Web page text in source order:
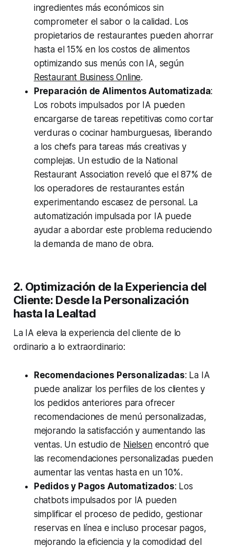
ingredientes más económicos sin
comprometer el sabor o la calidad. Los
propietarios de restaurantes pueden ahorrar
hasta el 15% en los costos de alimentos
optimizando sus menús con IA, según
Restaurant Business Online.
Preparación de Alimentos Automatizada:
Los robots impulsados por IA pueden
encargarse de tareas repetitivas como cortar
verduras o cocinar hamburguesas, liberando
a los chefs para tareas más creativas y
complejas. Un estudio de la National
Restaurant Association reveló que el 87% de
los operadores de restaurantes están
experimentando escasez de personal. La
automatización impulsada por IA puede
ayudar a abordar este problema reduciendo
la demanda de mano de obra.
2. Optimización de la Experiencia del
Cliente: Desde la Personalización
hasta la Lealtad
La IA eleva la experiencia del cliente de lo
ordinario a lo extraordinario:
Recomendaciones Personalizadas: La IA
puede analizar los perfiles de los clientes y
los pedidos anteriores para ofrecer
recomendaciones de menú personalizadas,
mejorando la satisfacción y aumentando las
ventas. Un estudio de Nielsenencontró que
las recomendaciones personalizadas pueden
aumentar las ventas hasta en un 10%.
Pedidos y Pagos Automatizados: Los
chatbots impulsados por IA pueden
simplificar el proceso de pedido, gestionar
reservas en línea e incluso procesar pagos,
mejorando la eficiencia y la comodidad del